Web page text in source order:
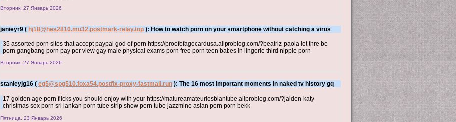
Вторник, 27 Январь 2026
janieyr9 ( hj18@hes2810.mu32.postmark-relay.top ): How to watch porn on your smartphone without catching a virus
35 assorted porn sites that accept paypal god of porn https://proofofagecardusa.allproblog.com/?beatriz-paola let thre be
porn gangbang porn pay per view gay male physical exams porn free porn teen babes in lingerie third nipple porn
Вторник, 27 Январь 2026
stanleyjg16 ( eg5@spg510.foxa54.postfix-proxy-fastmail.run ): The 16 most important moments in naked tv history gq
17 golden age porn flicks you should enjoy with your https://matureamateurlesbiantube.allproblog.com/?jaiden-katy
christmas sex porn sri lankan porn tube strip show porn tube jazzmine asian porn porn bekk
Пятница, 23 Январь 2026